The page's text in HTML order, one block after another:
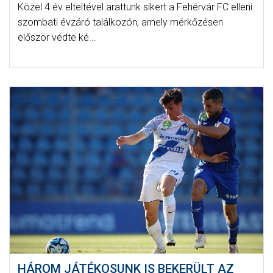
Közel 4 év elteltével arattunk sikert a Fehérvár FC elleni
szombati évzáró találkozón, amely mérkőzésen
először védte ké...
HÁROM JÁTÉKOSUNK IS BEKERÜLT AZ